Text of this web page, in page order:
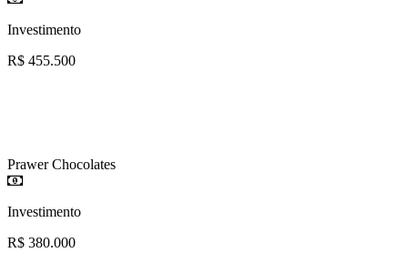
Investimento
R$ 455.500
Prawer Chocolates
Investimento
R$ 380.000